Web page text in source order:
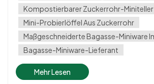
Kompostierbarer Zuckerrohr-Miniteller
Mini-Probierlöffel Aus Zuckerrohr
Maßgeschneiderte Bagasse-Miniware
Bagasse-Miniware-Lieferant
Mehr Lesen